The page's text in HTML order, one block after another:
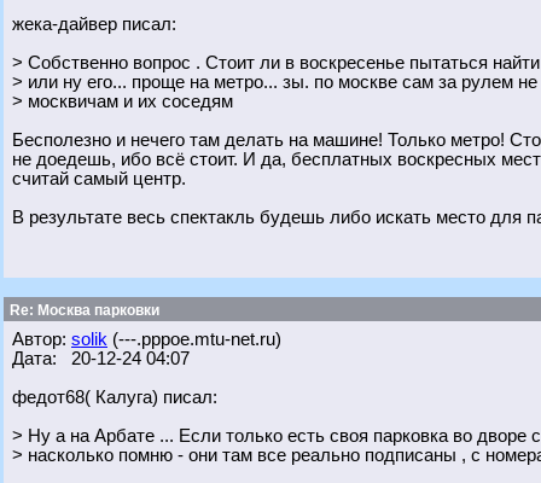
жека-дайвер писал:
> Собственно вопрос . Стоит ли в воскресенье пытаться
> или ну его... проще на метро... зы. по москве сам за рулем
> москвичам и их соседям
Бесполезно и нечего там делать на машине! Только метро!
не доедешь, ибо всё стоит. И да, бесплатных воскресных
считай самый центр.
В результате весь спектакль будешь либо искать место для
Re: Москва парковки
Автор: solik (---.pppoe.mtu-net.ru)
Дата: 20-12-24 04:07
федот68( Калуга) писал:
> Ну а на Арбате ... Если только есть своя парковка во дворе
> насколько помню - они там все реально подписаны , с